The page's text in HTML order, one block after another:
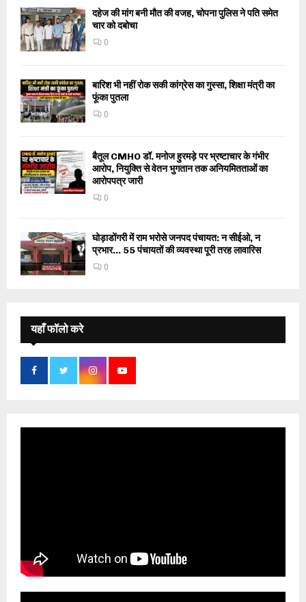
दहेज की मांग बनी मौत की वजह, चोपना पुलिस ने पति समेत
चार को दबोचा
0
बारिश भी नहीं रोक सकी कांग्रेस का गुस्सा, शिक्षा मंत्री का
फूंका पुतला
0
बैतूल CMHO डॉ. मनोज हुरमड़े पर भ्रष्टाचार के गंभीर
आरोप, नियुक्ति से वेतन भुगतान तक अनियमितताओं का
आरोपपत्र जारी
0
घोड़ाडोंगरी में राम भरोसे जनपद पंचायत: न सीईओ, न
प्रभार… 55 पंचायतों की व्यवस्था पूरी तरह लावारिस
0
यहाँ फॉलो करे